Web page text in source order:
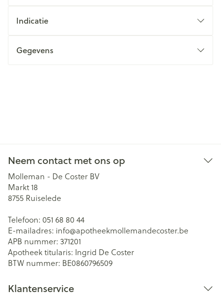
Indicatie
Gegevens
Neem contact met ons op
Molleman - De Coster BV
Markt 18
8755 Ruiselede
Telefoon: 051 68 80 44
E-mailadres: info@apotheekmollemandecoster.be
APB nummer: 371201
Apotheek titularis: Ingrid De Coster
BTW nummer: BE0860796509
Klantenservice